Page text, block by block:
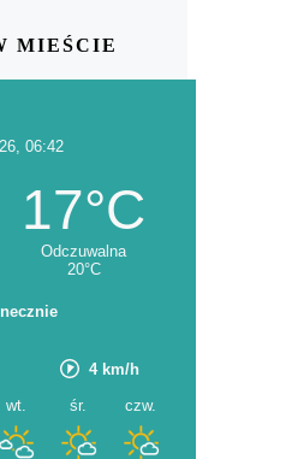
MIEŚCIE